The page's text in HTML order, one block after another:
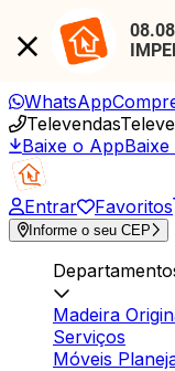
WhatsApp
Televendas
Baixe o App
Entrar Favoritos
Informe o seu CEP
Madeira
Serviços
Móveis